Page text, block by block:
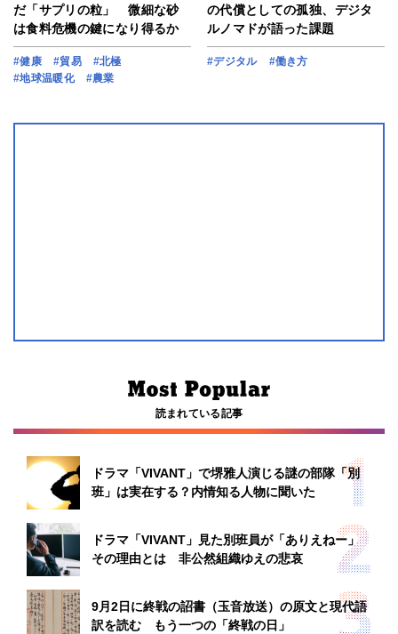
だ「サプリの粒」 微細な砂
は食料危機の鍵になり得るか
#健康 #貿易
#北極
#地球温暖化
#農業
の代償としての孤独、デジタ
ルノマドが語った課題
#デジタル #働き方
読まれている記事
ドラマ「VIVANT」で堺雅人演じる謎の部隊「別
班」は実在する？内情知る人物に聞いた
ドラマ「VIVANT」見た別班員が「ありえねー」
その理由とは 非公然組織ゆえの悲哀
9月2日に終戦の詔書（玉音放送）の原文と現代語
訳を読む もう一つの「終戦の日」